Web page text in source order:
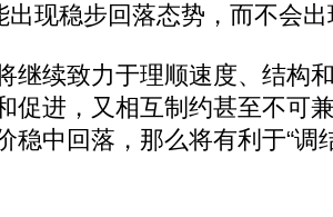
现稳步回落态势，而不会出
续致力于理顺速度、结构
促进，又相互制约甚至不可
稳中回落，那么将有利于“调